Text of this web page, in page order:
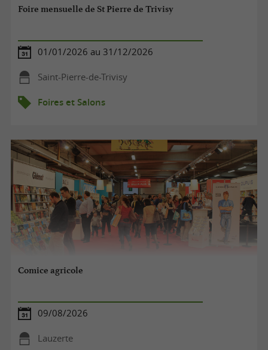
Foire mensuelle de St Pierre de Trivisy
01/01/2026 au 31/12/2026
Saint-Pierre-de-Trivisy
Foires et Salons
Comice agricole
09/08/2026
Lauzerte